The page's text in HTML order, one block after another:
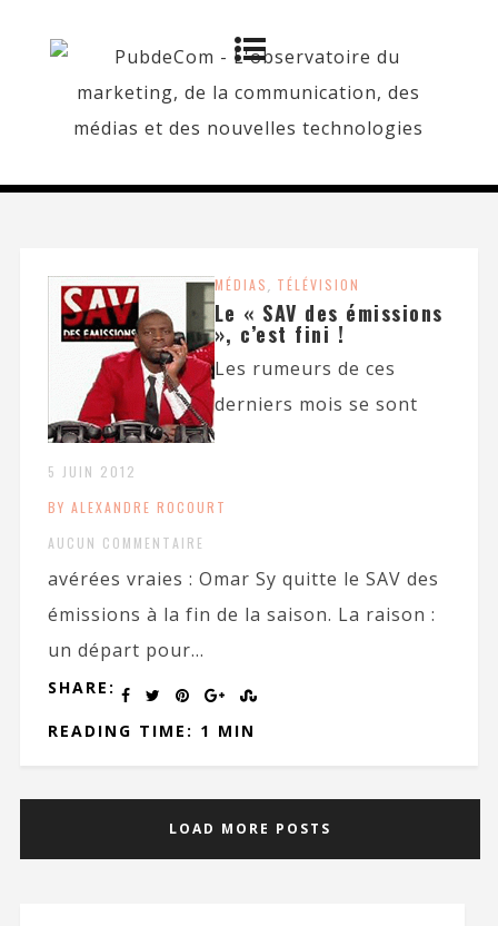
MÉDIAS, TÉLÉVISION
Le « SAV des émissions
», c’est fini !
5 JUIN 2012
BY ALEXANDRE ROCOURT
AUCUN COMMENTAIRE
Les rumeurs de ces
derniers mois se sont
avérées vraies : Omar Sy quitte le SAV des
émissions à la fin de la saison. La raison :
un départ pour...
SHARE:
READING TIME: 1 MIN
LOAD MORE POSTS